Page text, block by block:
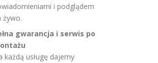
i podglądem
żywo.
gwarancja i serwis po
każdą usługę dajemy